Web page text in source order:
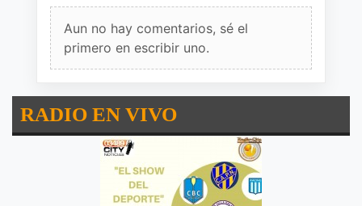
Aun no hay comentarios, sé el
primero en escribir uno.
RADIO EN VIVO